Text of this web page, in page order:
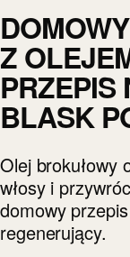
Z
PRZEPIS
BLASK
Olej brokułowy
włosy i
domowy
regenerujący.